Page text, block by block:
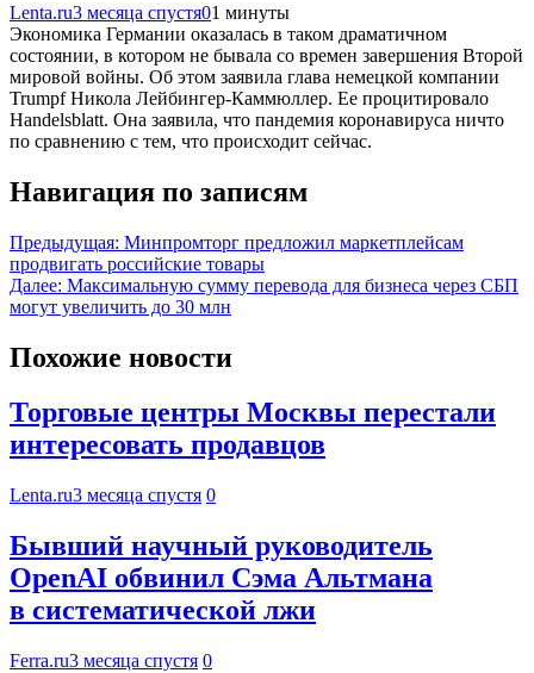
Lenta.ru3 месяца спустя01 минуты
Экономика Германии оказалась в таком драматичном
состоянии, в котором не бывала со времен завершения Второй
мировой войны. Об этом заявила глава немецкой компании
Trumpf Никола Лейбингер-Каммюллер. Ее процитировало
Handelsblatt. Она заявила, что пандемия коронавируса ничто
по сравнению с тем, что происходит сейчас.
Навигация по записям
Предыдущая: Минпромторг предложил маркетплейсам
продвигать российские товары
Далее: Максимальную сумму перевода для бизнеса через СБП
могут увеличить до 30 млн
Похожие новости
Торговые центры Москвы перестали
интересовать продавцов
Lenta.ru3 месяца спустя 0
Бывший научный руководитель
OpenAI обвинил Сэма Альтмана
в систематической лжи
Ferra.ru3 месяца спустя 0